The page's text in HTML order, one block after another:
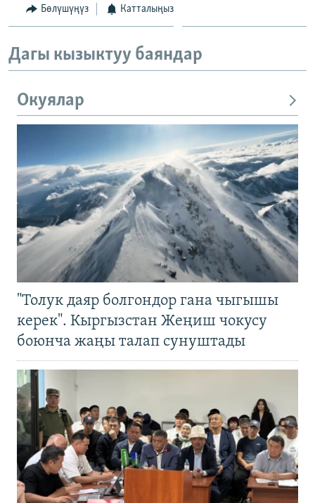
Бөлүшүңүз Катталыңыз
Дагы кызыктуу баяндар
Окуялар
"Толук даяр болгондор гана чыгышы
керек". Кыргызстан Жеңиш чокусу
боюнча жаңы талап сунуштады